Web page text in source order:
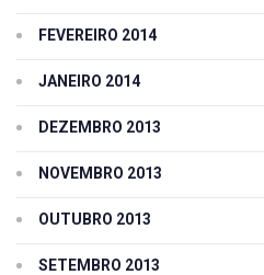
FEVEREIRO 2014
JANEIRO 2014
DEZEMBRO 2013
NOVEMBRO 2013
OUTUBRO 2013
SETEMBRO 2013